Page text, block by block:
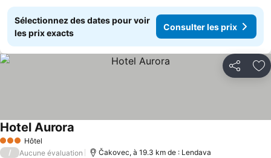
Sélectionnez des dates pour voir
les prix exacts
Consulter les prix
Partager
3 ÉtoilesHôtel
Hotel Aurora
/ Aucune évaluation Čakovec, à 19.3 km de : Lendava